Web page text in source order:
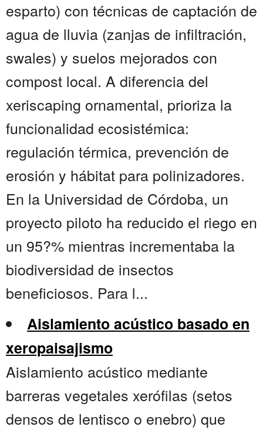
esparto) con técnicas de captación de
agua de lluvia (zanjas de infiltración,
swales) y suelos mejorados con
compost local. A diferencia del
xeriscaping ornamental, prioriza la
funcionalidad ecosistémica:
regulación térmica, prevención de
erosión y hábitat para polinizadores.
En la Universidad de Córdoba, un
proyecto piloto ha reducido el riego en
un 95?% mientras incrementaba la
biodiversidad de insectos
beneficiosos. Para l...
Aislamiento acústico basado en
xeropaisajismo
Aislamiento acústico mediante
barreras vegetales xerófilas (setos
densos de lentisco o enebro) que